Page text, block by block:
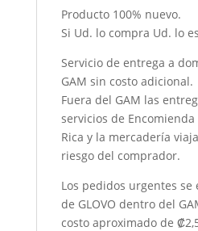
Producto 100% nuevo.
Si Ud. lo compra Ud. lo
Servicio de entrega a
GAM sin costo adicional.
Fuera del GAM las
servicios de Encomienda
Rica y la mercadería
riesgo del comprador.
Los pedidos urgentes
de GLOVO dentro del
costo aproximado de